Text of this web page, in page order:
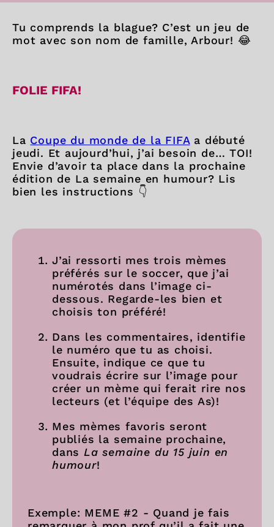
Tu comprends la blague? C’est un jeu de
mot avec son nom de famille, Arbour! 😂
FOLIE FIFA!
La Coupe du monde de la FIFA a débuté
jeudi. Et aujourd’hui, j’ai besoin de… TOI!
Envie d’avoir ta place dans la prochaine
édition de La semaine en humour? Lis
bien les instructions 👇
J’ai ressorti mes trois mèmes
préférés sur le soccer, que j’ai
numérotés dans l’image ci-
dessous. Regarde-les bien et
choisis ton préféré!
Dans les commentaires, identifie
le numéro que tu as choisi.
Ensuite, indique ce que tu
voudrais écrire sur l’image pour
créer un mème qui ferait rire nos
lecteurs (et l’équipe des As)!
Mes mèmes favoris seront
publiés la semaine prochaine,
dans La semaine du 15 juin en
humour!
Exemple: MEME #2 - Quand je fais